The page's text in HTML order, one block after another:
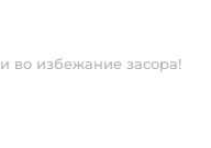
во избежание засора!⠀⠀